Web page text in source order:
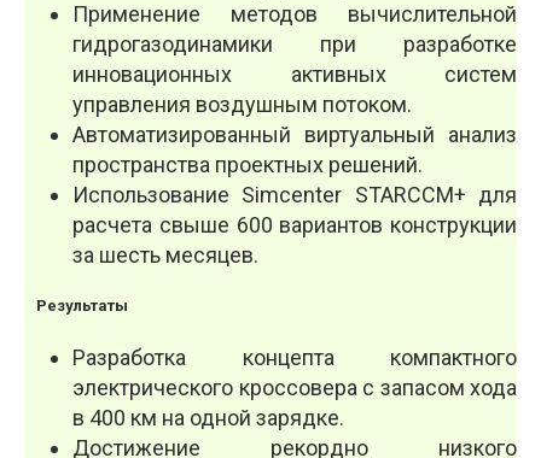
Применение методов вычислительной
гидрогазодинамики при разработке
инновационных активных систем
управления воздушным потоком.
Автоматизированный виртуальный анализ
пространства проектных решений.
Использование Simcenter STAR­CCM+ для
расчета свыше 600 вариантов конструкции
за шесть месяцев.
Результаты
Разработка концепта компактного
электричес­кого кроссовера с запасом хода
в 400 км на одной зарядке.
Достижение рекордно низкого